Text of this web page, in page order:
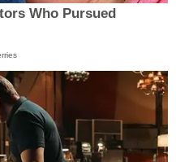
Who Pursued